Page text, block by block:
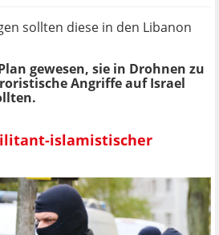
sollten diese in den Libanon
gewesen, sie in Drohnen zu
Angriffe auf Israel
islamistischer